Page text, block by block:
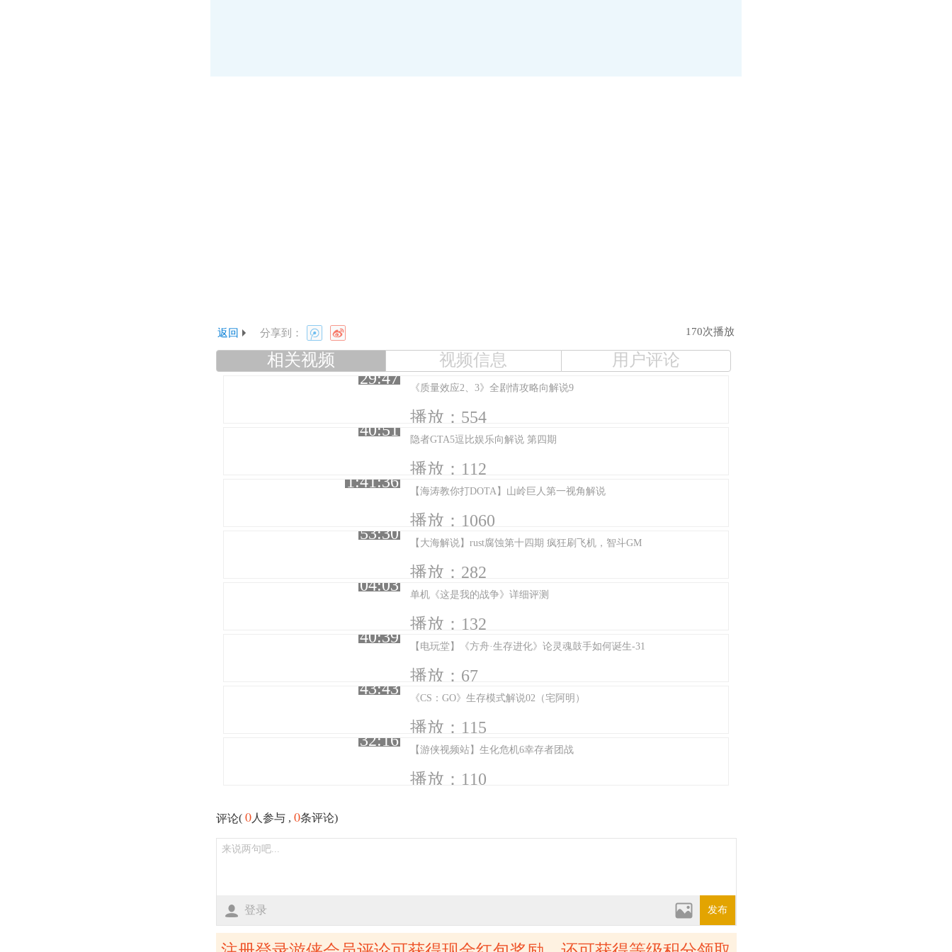
返回 分享到： 170次播放
相关视频 视频信息
用户评论
29:47
《质量效应2、3》全剧情攻略向解说9
播放：554
40:51
隐者GTA5逗比娱乐向解说 第四期
播放：112
1:41:36
【海涛教你打DOTA】山岭巨人第一视角解说
播放：1060
53:30
【大海解说】rust腐蚀第十四期 疯狂刷飞机，智斗GM
播放：282
04:03
单机《这是我的战争》详细评测
播放：132
40:39
【电玩堂】《方舟·生存进化》论灵魂鼓手如何诞生-31
播放：67
43:43
《CS：GO》生存模式解说02（宅阿明）
播放：115
32:16
【游侠视频站】生化危机6幸存者团战
播放：110
评论( 0人参与 , 0条评论)
登录 发布